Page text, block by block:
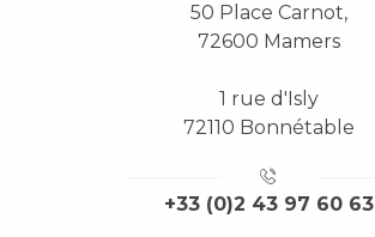
50 Place Carnot,
72600 Mamers
1 rue d'Isly
72110 Bonnétable
+33 (0)2 43 97 60 63